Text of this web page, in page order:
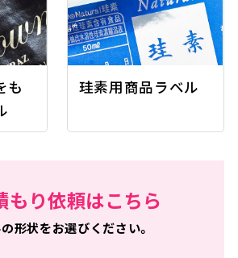
も
珪素用商品ラベル
もり依頼はこちら
形状をお選びください。